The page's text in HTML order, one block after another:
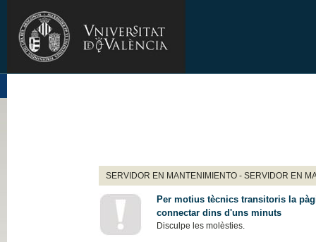
SERVIDOR EN MANTENIMIENTO - SERVIDOR EN
Per motius tècnics transitoris la
connectar dins d'uns minuts
Disculpe les molèsties.